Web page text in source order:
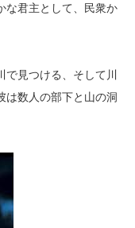
な君主として、民衆か
見つける、そして川
は数人の部下と山の洞